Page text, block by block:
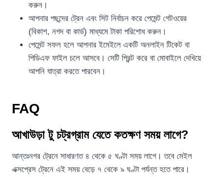
করুন।
আপনার পছন্দের ট্রেন এবং সিট নির্বাচন করে পেমেন্ট গেটওয়ের
(বিকাশ, নগদ বা কার্ড) মাধ্যমে টাকা পরিশোধ করুন।
পেমেন্ট সফল হলে আপনার ইমেইলে একটি অনলাইন টিকেট বা
পিডিএফ ফাইল চলে আসবে। সেটি প্রিন্ট করে বা মোবাইলে দেখিয়ে
আপনি যাত্রা করতে পারবেন।
FAQ
আখাউড়া টু চট্রগ্রাম যেতে কতক্ষণ সময় লাগে?
আন্তঃনগর ট্রেনে সাধারণত ৪ থেকে ৫ ঘণ্টা সময় লাগে। তবে মেইল
এক্সপ্রেস ট্রেনে এই সময় বেড়ে ৭ থেকে ৯ ঘণ্টা পর্যন্ত হতে পারে।